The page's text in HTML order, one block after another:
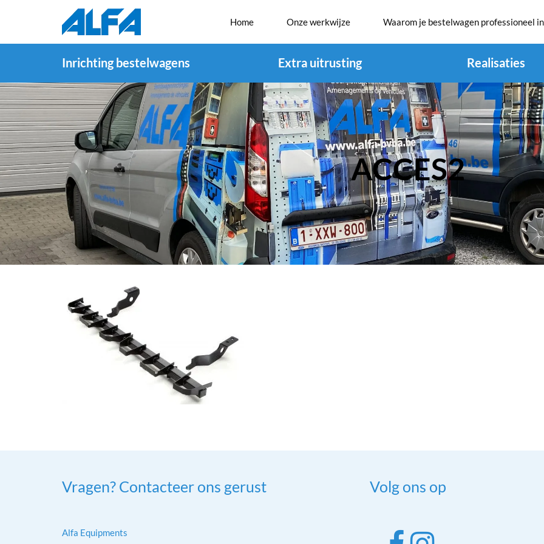
Home Onze werkwijze Waarom je bestelwagen professioneel
Inrichting bestelwagens Extra uitrusting Realisaties
ACCES2
Vragen? Contacteer ons gerust
Alfa Equipments
Volg ons op